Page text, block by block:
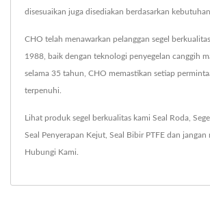
disesuaikan juga disediakan berdasarkan
CHO telah menawarkan pelanggan segel
1988, baik dengan teknologi penyegelan canggih
selama 35 tahun, CHO memastikan setiap
terpenuhi.
Lihat produk segel berkualitas kami Seal Roda
Seal Penyerapan Kejut Seal Bibir PTFE dan jangan
Hubungi Kami